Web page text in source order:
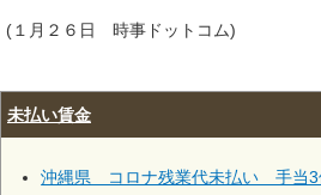
(１月２６日 時事ドットコム)
未払い賃金
沖縄県 コロナ残業代未払い 手当3